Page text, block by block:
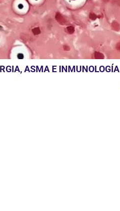
ASMA E INMUNOLOGÍA